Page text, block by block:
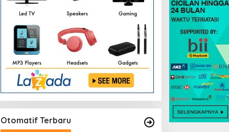
Otomatif Terbaru